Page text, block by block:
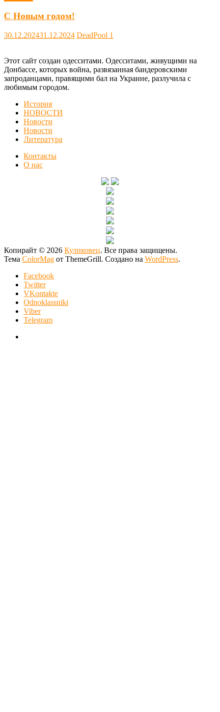
С Новым годом!
30.12.202431.12.2024 DeadPool 1
Этот сайт создан одесситами. Одесситами, живущими на
Донбассе, которых война, развязанная бандеровскими
запроданцами, правящими бал на Украине, разлучила с
любимым городом.
История
НОВОСТИ
Новости
Новости
Литература
Контакты
О нас
Копирайт © 2026 Куликовец. Все права защищены.
Тема ColorMag от ThemeGrill. Создано на WordPress.
Facebook
Twitter
VKontakte
Odnoklassniki
Viber
Telegram